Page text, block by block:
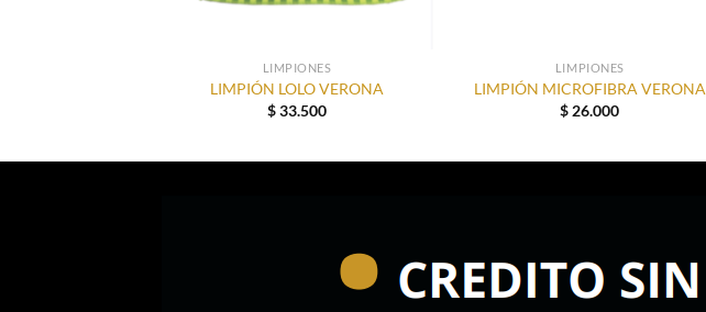
LIMPIONES
LIMPIÓN LOLO VERONA
$33.500
LIMPIONES
LIMPIÓN MICROFIBRA VERONA
$ 26.000